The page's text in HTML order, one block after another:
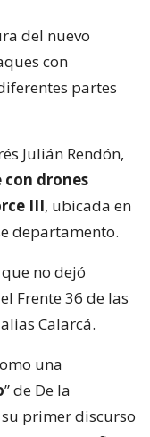
del nuevo
con
partes
Julián Rendón,
drones
III, ubicada en
departamento.
no dejó
Frente 36 de las
Calarcá.
una
” de De la
primer discurso